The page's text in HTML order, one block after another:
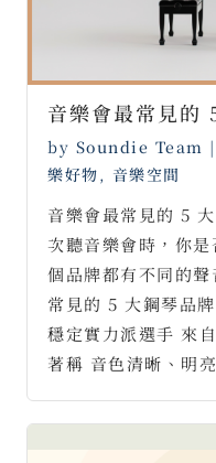
音樂會最常見的
by Soundie Team |
樂好物, 音樂空間
音樂會最常見的 5
次聽音樂會時，你
個品牌都有不同的
常見的 5 大鋼琴品
穩定實力派選手 來
著稱 音色清晰、明